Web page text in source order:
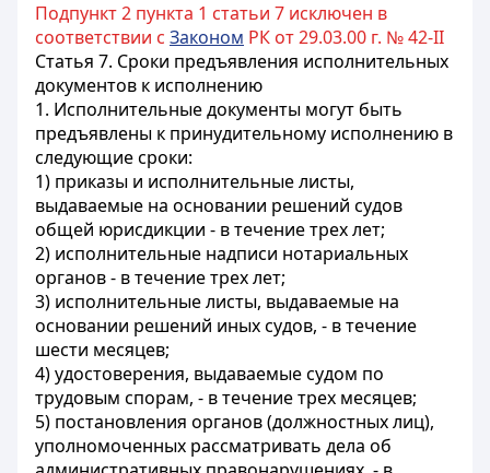
Подпункт 2 пункта 1 статьи 7 исключен в
соответствии с Законом РК от 29.03.00 г. № 42-II
Статья 7. Сроки предъявления исполнительных
документов к исполнению
1. Исполнительные документы могут быть
предъявлены к принудительному исполнению в
следующие сроки:
1) приказы и исполнительные листы,
выдаваемые на основании решений судов
общей юрисдикции - в течение трех лет;
2) исполнительные надписи нотариальных
органов - в течение трех лет;
3) исполнительные листы, выдаваемые на
основании решений иных судов, - в течение
шести месяцев;
4) удостоверения, выдаваемые судом по
трудовым спорам, - в течение трех месяцев;
5) постановления органов (должностных лиц),
уполномоченных рассматривать дела об